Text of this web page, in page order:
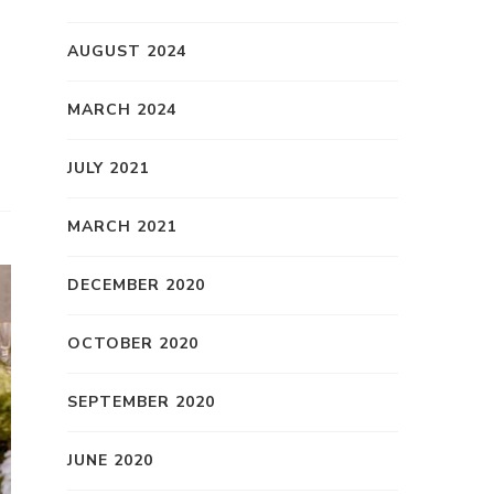
AUGUST 2024
MARCH 2024
JULY 2021
MARCH 2021
DECEMBER 2020
OCTOBER 2020
SEPTEMBER 2020
JUNE 2020